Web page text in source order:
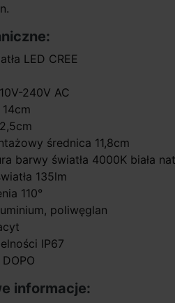
LED CREE
240V AC
średnica 11,8cm
barwy światła 4000K biała
135lm
110°
poliwęglan
IP67
informacje: